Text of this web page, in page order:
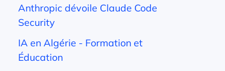
Anthropic dévoile Claude Code
Security
IA en Algérie - Formation et
Éducation